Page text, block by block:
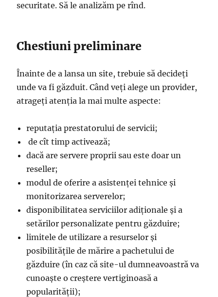
securitate. Să le analizăm pe rînd.
Chestiuni preliminare
Înainte de a lansa un site, trebuie să decideți
unde va fi găzduit. Când veți alege un provider,
atrageți atenția la mai multe aspecte:
reputația prestatorului de servicii;
de cît timp activează;
dacă are servere proprii sau este doar un
reseller;
modul de oferire a asistenței tehnice și
monitorizarea serverelor;
disponibilitatea serviciilor adiționale și a
setărilor personalizate pentru găzduire;
limitele de utilizare a resurselor și
posibilitățile de mărire a pachetului de
găzduire (în caz că site-ul dumneavoastră va
cunoaște o creștere vertiginoasă a
popularității);